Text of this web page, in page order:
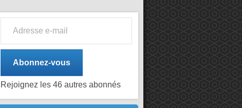
Adresse e-mail
Abonnez-vous
Rejoignez les 46 autres abonnés